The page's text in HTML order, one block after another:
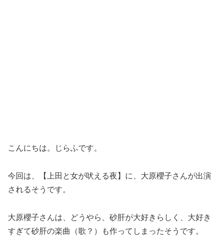
こんにちは。じらふです。
今回は、 【上田と女が吠える夜】に、 大原櫻子さんが出演
されるそうです。
大原櫻子さんは、どうやら、砂肝が大好きらしく、大好き
すぎて砂肝の楽曲（歌？）も作ってしまったそうです。